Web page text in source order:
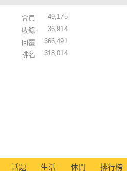
會員
49,175
收錄
36,914
回覆
366,491
排名
318,014
話題 生活 休閒 排行榜